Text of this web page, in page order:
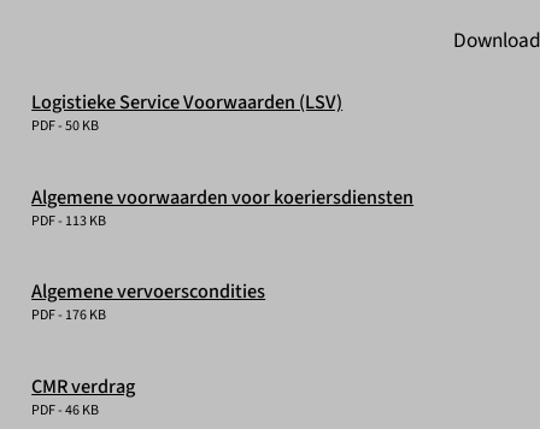
Logistieke Service Voorwaarden (LSV)
PDF - 50 KB
Algemene voorwaarden voor koeriersdiensten
PDF - 113 KB
Algemene vervoerscondities
PDF - 176 KB
CMR verdrag
PDF - 46 KB